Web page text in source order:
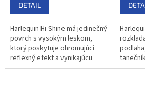
DETAIL
Harlequin Hi-Shine má jedinečný
povrch s vysokým leskom,
ktorý poskytuje ohromujúci
reflexný efekt a vynikajúcu
odolnosť proti poškriabaniu. Je
svojmu